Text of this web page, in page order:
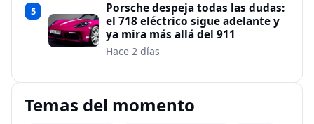
5
Porsche despeja todas las dudas:
el 718 eléctrico sigue adelante y
ya mira más allá del 911
Hace 2 días
Temas del momento